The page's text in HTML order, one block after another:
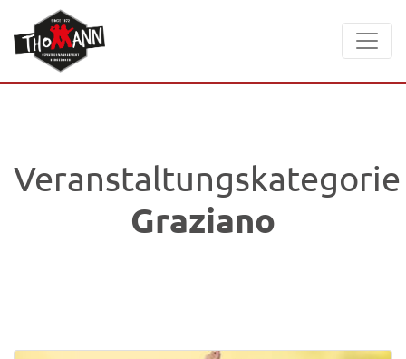
Veranstaltungskategorie
Graziano